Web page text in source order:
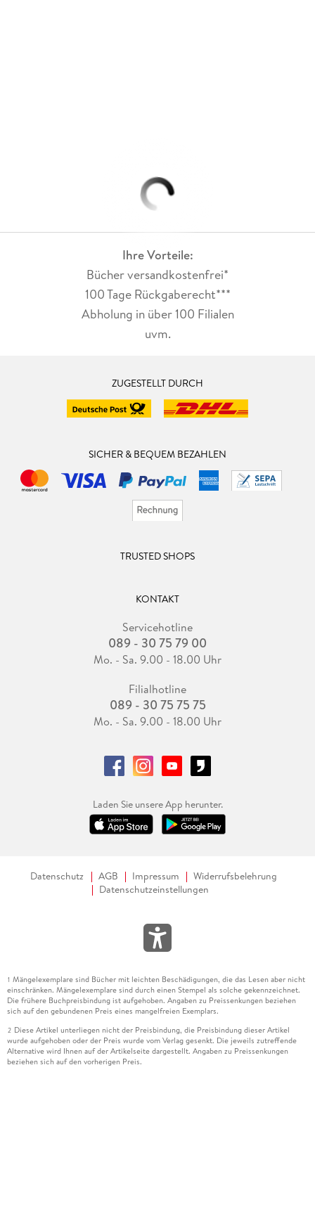
Ihre Vorteile:
Bücher versandkostenfrei*
100 Tage Rückgaberecht***
Abholung in über 100 Filialen
uvm.
ZUGESTELLT DURCH
SICHER & BEQUEM BEZAHLEN
TRUSTED SHOPS
KONTAKT
Servicehotline
089 - 30 75 79 00
Mo. - Sa. 9.00 - 18.00 Uhr
Filialhotline
089 - 30 75 75 75
Mo. - Sa. 9.00 - 18.00 Uhr
Laden Sie unsere App herunter.
Datenschutz AGB Impressum
Widerrufsbelehrung
Datenschutzeinstellungen
1 Mängelexemplare sind Bücher mit leichten Beschädigungen, die das Lesen aber nicht
einschränken. Mängelexemplare sind durch einen Stempel als solche gekennzeichnet.
Die frühere Buchpreisbindung ist aufgehoben. Angaben zu Preissenkungen beziehen
sich auf den gebundenen Preis eines mangelfreien Exemplars.
2 Diese Artikel unterliegen nicht der Preisbindung, die Preisbindung dieser Artikel
wurde aufgehoben oder der Preis wurde vom Verlag gesenkt. Die jeweils zutreffende
Alternative wird Ihnen auf der Artikelseite dargestellt. Angaben zu Preissenkungen
beziehen sich auf den vorherigen Preis.